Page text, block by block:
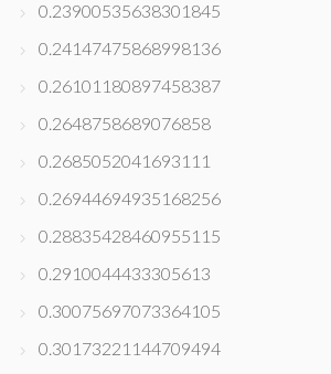
0.23900535638301845
0.24147475868998136
0.26101180897458387
0.2648758689076858
0.2685052041693111
0.26944694935168256
0.28835428460955115
0.2910044433305613
0.30075697073364105
0.30173221144709494